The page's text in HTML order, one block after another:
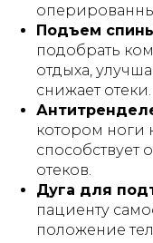
Подъем
подобрать
отдыха,
снижает отеки.
котором ноги
способствует
отеков.
Дуга для
пациенту
положение